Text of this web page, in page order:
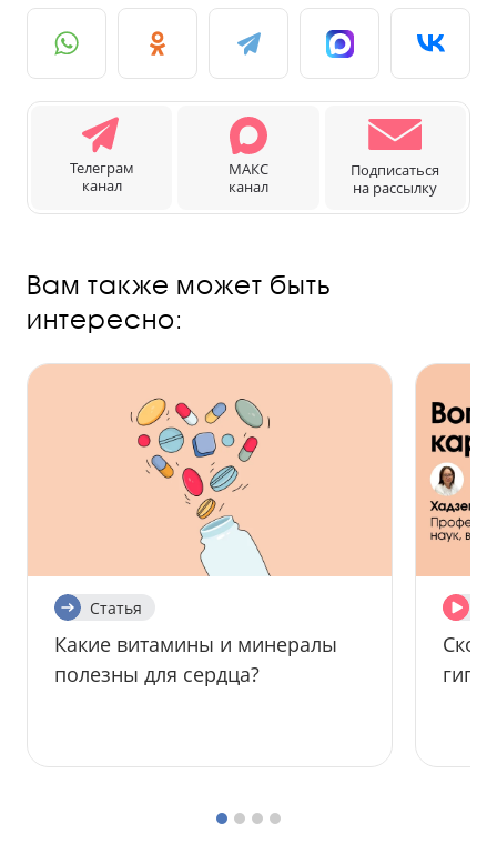
Телеграм
канал
МАКС
канал
Подписаться
на рассылку
Вам также может быть
интересно:
Статья
Какие витамины и минералы
полезны для сердца?